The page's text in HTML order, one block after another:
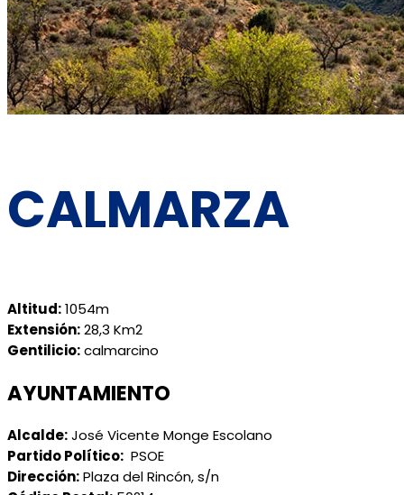
CALMARZA
Altitud:1054m
Extensión:28,3 Km2
Gentilicio:calmarcino
AYUNTAMIENTO
Alcalde:José Vicente Monge Escolano
Partido Político: PSOE
Dirección:Plaza del Rincón, s/n